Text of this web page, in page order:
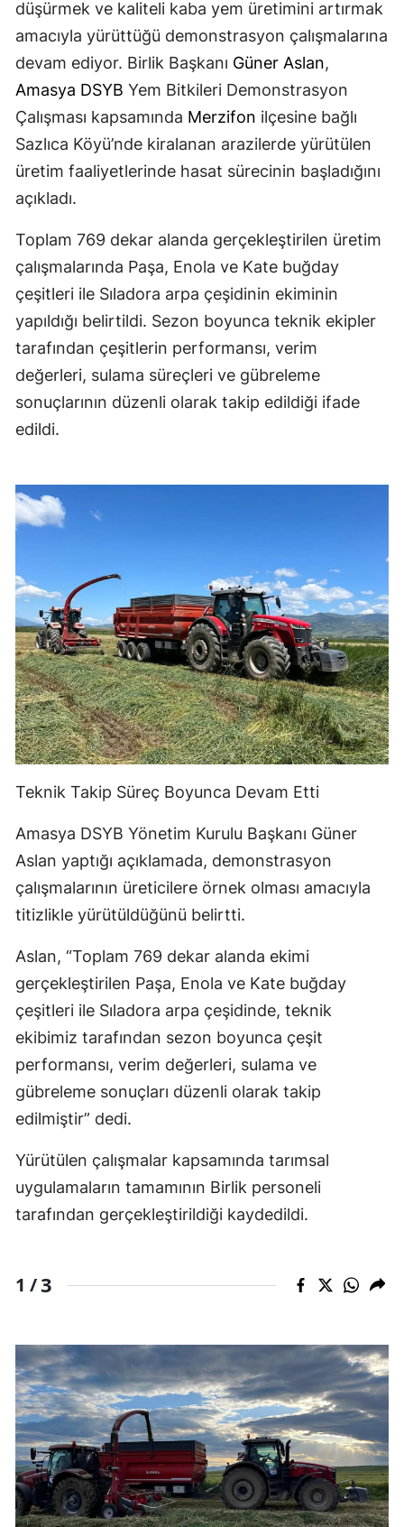
düşürmek ve kaliteli kaba yem üretimini artırmak
amacıyla yürüttüğü demonstrasyon çalışmalarına
devam ediyor. Birlik Başkanı Güner Aslan,
Amasya DSYB Yem Bitkileri Demonstrasyon
Çalışması kapsamında Merzifon ilçesine bağlı
Sazlıca Köyü’nde kiralanan arazilerde yürütülen
üretim faaliyetlerinde hasat sürecinin başladığını
açıkladı.
Toplam 769 dekar alanda gerçekleştirilen üretim
çalışmalarında Paşa, Enola ve Kate buğday
çeşitleri ile Sıladora arpa çeşidinin ekiminin
yapıldığı belirtildi. Sezon boyunca teknik ekipler
tarafından çeşitlerin performansı, verim
değerleri, sulama süreçleri ve gübreleme
sonuçlarının düzenli olarak takip edildiği ifade
edildi.
Teknik Takip Süreç Boyunca Devam Etti
Amasya DSYB Yönetim Kurulu Başkanı Güner
Aslan yaptığı açıklamada, demonstrasyon
çalışmalarının üreticilere örnek olması amacıyla
titizlikle yürütüldüğünü belirtti.
Aslan, “Toplam 769 dekar alanda ekimi
gerçekleştirilen Paşa, Enola ve Kate buğday
çeşitleri ile Sıladora arpa çeşidinde, teknik
ekibimiz tarafından sezon boyunca çeşit
performansı, verim değerleri, sulama ve
gübreleme sonuçları düzenli olarak takip
edilmiştir” dedi.
Yürütülen çalışmalar kapsamında tarımsal
uygulamaların tamamının Birlik personeli
tarafından gerçekleştirildiği kaydedildi.
1 /3